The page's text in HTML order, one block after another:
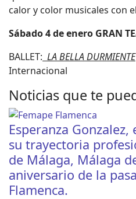
calor y color musicales con
Sábado 4 de enero GRAN
BALLET: LA BELLA DURMIENTE
Internacional
Noticias que te
Esperanza
su trayectoria
de Málaga, Málaga
aniversario de la
Flamenca.